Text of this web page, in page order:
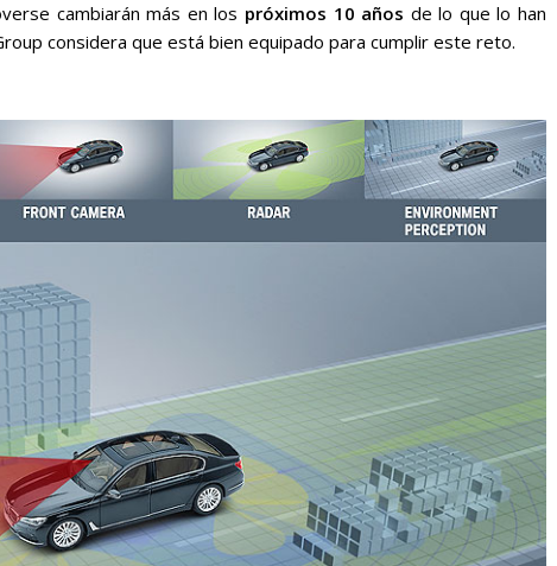
cambiarán más en los próximos 10 años de lo que lo han
considera que está bien equipado para cumplir este reto.